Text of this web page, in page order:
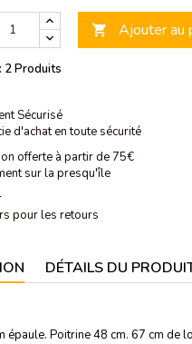
 Ajouter au
2 Produits
Sécurisé
d'achat en toute sécurité
offerte à partir de 75€
sur la presqu'île
pour les retours
DÉTAILS DU
épaule. Poitrine 48 cm. 67 cm de